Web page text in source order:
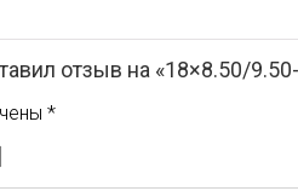
отзыв на «18×8.50/
*